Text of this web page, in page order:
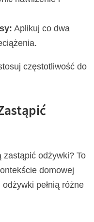
Aplikuj co dwa
częstotliwość do
zastąpić odżywki? To
domowej
pełnią różne